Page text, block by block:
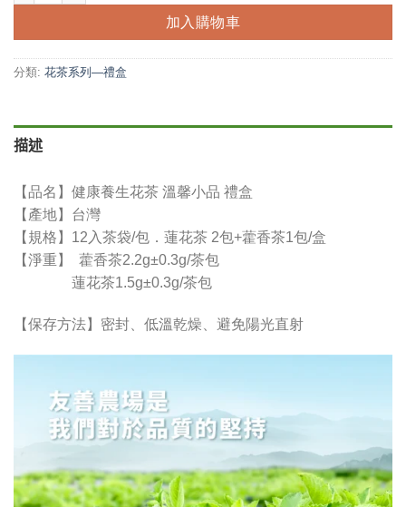
加入購物車
分類: 花茶系列—禮盒
描述
【品名】健康養生花茶 溫馨小品 禮盒
【產地】台灣
【規格】12入茶袋/包．蓮花茶 2包+藿香茶1包/盒
【淨重】 藿香茶2.2g±0.3g/茶包
蓮花茶1.5g±0.3g/茶包
【保存方法】密封、低溫乾燥、避免陽光直射